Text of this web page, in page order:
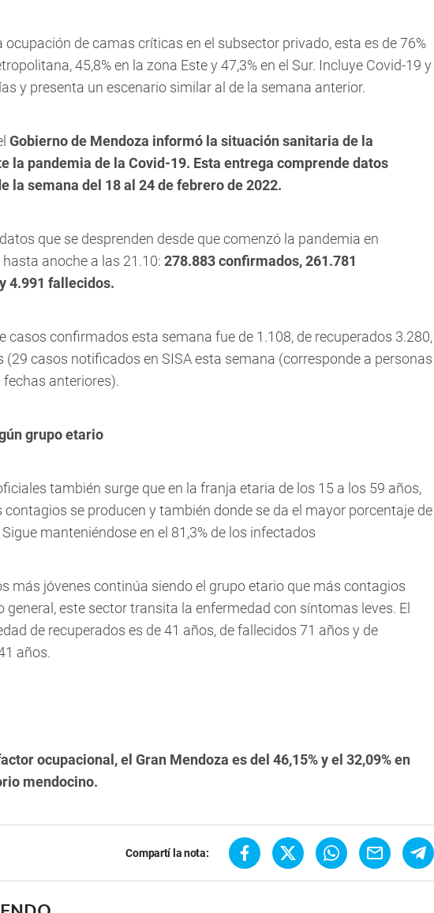
ocupación de camas críticas en el subsector privado, esta es de 76%
45,8% en la zona Este y 47,3% en el Sur. Incluye Covid-19 y
y presenta un escenario similar al de la semana anterior.
Gobierno de Mendoza informó la situación sanitaria de la
la pandemia de la Covid-19. Esta entrega comprende datos
la semana del 18 al 24 de febrero de 2022.
que se desprenden desde que comenzó la pandemia en
anoche a las 21.10: 278.883 confirmados, 261.781
4.991 fallecidos.
casos confirmados esta semana fue de 1.108, de recuperados 3.280,
(29 casos notificados en SISA esta semana (corresponde a personas
anteriores).
grupo etario
también surge que en la franja etaria de los 15 a los 59 años,
contagios se producen y también donde se da el mayor porcentaje de
manteniéndose en el 81,3% de los infectados
más jóvenes continúa siendo el grupo etario que más contagios
general, este sector transita la enfermedad con síntomas leves. El
de recuperados es de 41 años, de fallecidos 71 años y de
años.
ocupacional, el Gran Mendoza es del 46,15% y el 32,09% en
mendocino.
Compartí la nota: